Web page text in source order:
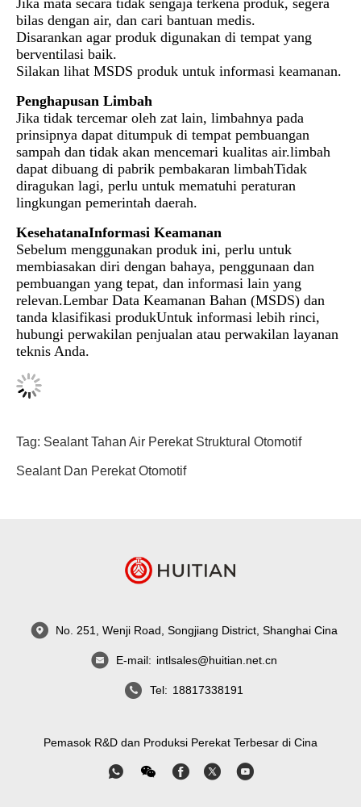
Jika mata secara tidak sengaja terkena produk, segera
bilas dengan air, dan cari bantuan medis.
Disarankan agar produk digunakan di tempat yang
berventilasi baik.
Silakan lihat MSDS produk untuk informasi keamanan.
Penghapusan Limbah
Jika tidak tercemar oleh zat lain, limbahnya pada
prinsipnya dapat ditumpuk di tempat pembuangan
sampah dan tidak akan mencemari kualitas air.limbah
dapat dibuang di pabrik pembakaran limbahTidak
diragukan lagi, perlu untuk mematuhi peraturan
lingkungan pemerintah daerah.
KesehatanaInformasi Keamanan
Sebelum menggunakan produk ini, perlu untuk
membiasakan diri dengan bahaya, penggunaan dan
pembuangan yang tepat, dan informasi lain yang
relevan.Lembar Data Keamanan Bahan (MSDS) dan
tanda klasifikasi produkUntuk informasi lebih rinci,
hubungi perwakilan penjualan atau perwakilan layanan
teknis Anda.
Tag: Sealant Tahan Air Perekat Struktural Otomotif
Sealant Dan Perekat Otomotif
No. 251, Wenji Road, Songjiang District, Shanghai Cina
E-mail: intlsales@huitian.net.cn
Tel: 18817338191
Pemasok R&D dan Produksi Perekat Terbesar di Cina